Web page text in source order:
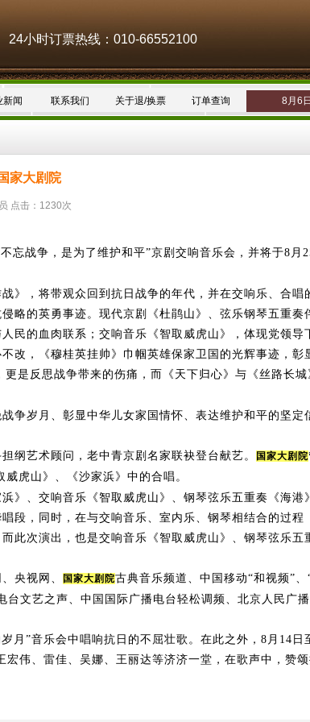
24小时订票热线：010-66552100
新闻 联系我们 关于退/换票 订单查询 8月6
家大剧院
点击：1230次
忘战争，是为了维护和平”京剧交响音乐会，并将于8月
，将带观众回到抗日战争的年代，并在交响乐、合唱
略的英勇事迹。现代京剧《杜鹃山》、弦乐钢琴五重奏
民的血肉联系；交响音乐《智取威虎山》，体现党领导
改，《穆桂英挂帅》巾帼英雄保家卫国的光辉事迹，彰
是反思战争带来的伤痛，而《天下归心》与《丝路长城
岁月、彰显中华儿女家国情怀、表达维护和平的坚定
艺术顾问，老中青京剧名家联袂登台献艺。
国家大剧院
虎山》、《沙家浜》中的合唱。
、交响音乐《智取威虎山》、钢琴弦乐五重奏《海港》
段，同时，在与交响音乐、室内乐、钢琴相结合的过程
此次演出，也是交响音乐《智取威虎山》、钢琴弦乐五
央视网、
国家大剧院古典音乐频道、中国移动“和视频”、
文艺之声、中国国际广播电台轻松调频、北京人民广
”音乐会中唱响抗日的不屈壮歌。在此之外，8月14日
宏伟、雷佳、吴娜、王丽达等济济一堂，在歌声中，赞